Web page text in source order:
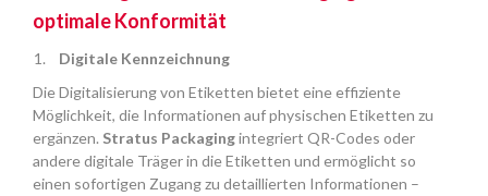
optimale Konformität
Digitale Kennzeichnung
Die Digitalisierung von Etiketten bietet eine effiziente
Möglichkeit, die Informationen auf physischen Etiketten zu
ergänzen. Stratus Packagingintegriert QR-Codes oder
andere digitale Träger in die Etiketten und ermöglicht so
einen sofortigen Zugang zu detaillierten Informationen –